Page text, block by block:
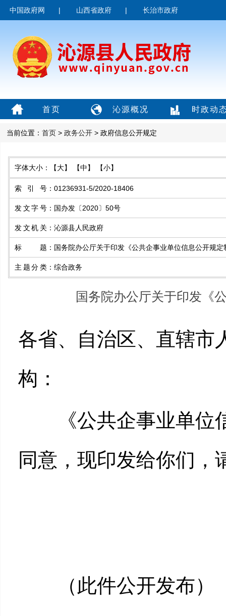
中国政府网 | 山西省政府 | 长治市政府
首页 沁源概况 时政动
当前位置： 首页 > 政务公开 > 政府信息公开规定
字体大小： 【大】 【中】 【小】
索引号 ： 01236931-5/2020-18406
发文字号 ： 国办发〔2020〕50号
发文机关 ： 沁源县人民政府
标题 ： 国务院办公厅关于印发《公共企事业单位信息公开规
主题分类 ： 综合政务
国务院办公厅关于印发《
各省、自治区、直辖市
构：
《公共企事业单位信
同意，现印发给你们，
（此件公开发布）